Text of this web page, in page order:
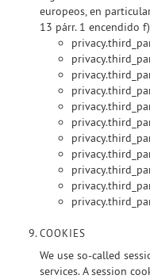
europeos, en
13 párr. 1 encendido f)
COOKIES
We use so-called
services. A session